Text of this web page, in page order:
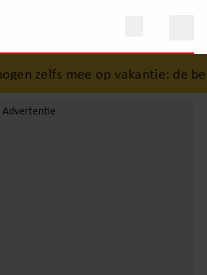
zelfs mee op vakantie: de